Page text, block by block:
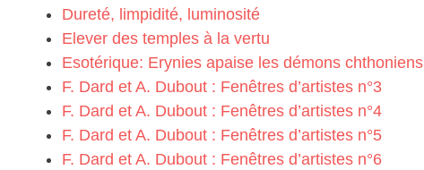
Dureté, limpidité, luminosité
Elever des temples à la vertu
Esotérique: Erynies apaise les démons chthoniens
F. Dard et A. Dubout : Fenêtres d’artistes n°3
F. Dard et A. Dubout : Fenêtres d’artistes n°4
F. Dard et A. Dubout : Fenêtres d’artistes n°5
F. Dard et A. Dubout : Fenêtres d’artistes n°6